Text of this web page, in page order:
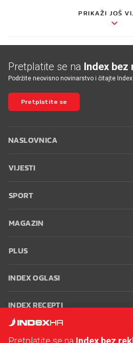
PRIKAŽI JOŠ
Pretplatite se na Index bez
Podržite neovisno novinarstvo i čitajte Index
Pretplatite se
NASLOVNICA
VIJESTI
SPORT
MAGAZIN
PLUS
INDEX OGLASI
INDEX RECEPTI
Pretplatite se na Index bez